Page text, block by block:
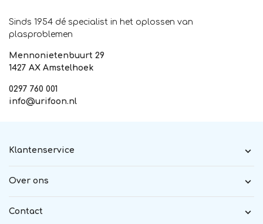
Sinds 1954 dé specialist in het oplossen van
plasproblemen
Mennonietenbuurt 29
1427 AX Amstelhoek
0297 760 001
info@urifoon.nl
Klantenservice
Over ons
Contact